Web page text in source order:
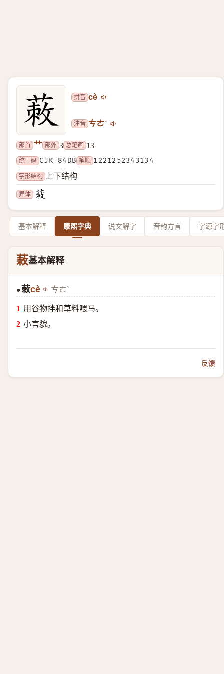
拼音 cè
注音 ㄘㄜˋ
部首 艹 部外 3 总笔画 13
统一码 CJK 84DB 笔顺 1221252343134
字形结构
上下结构
异体
基本解释 康熙字典 说文解字 音韵方言 字源字
蓛基本解释
●蓛cè ㄘㄜˋ
用谷物拌和草料喂马。
小言貌。
反馈